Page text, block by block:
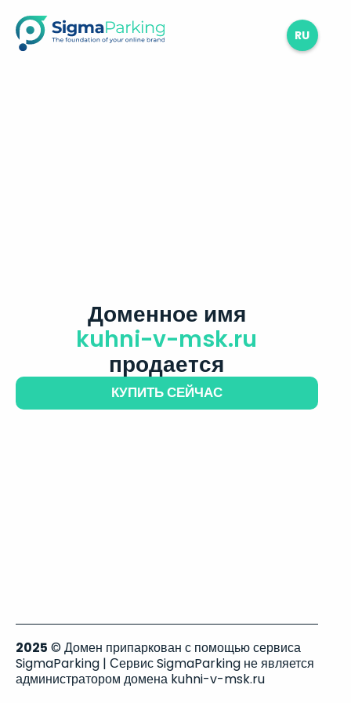
RU
Доменное имя
kuhni-v-msk.ru
продается
КУПИТЬ СЕЙЧАС
2025 © Домен припаркован с помощью сервиса
SigmaParking | Сервис SigmaParking не является
администратором домена kuhni-v-msk.ru